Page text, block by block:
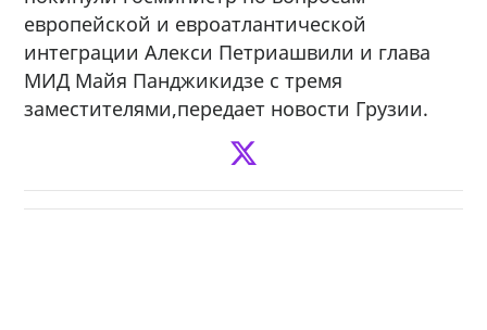
европейской и евроатлантической
интеграции Алекси Петриашвили и глава
МИД Майя Панджикидзе с тремя
заместителями,передает новости Грузии.